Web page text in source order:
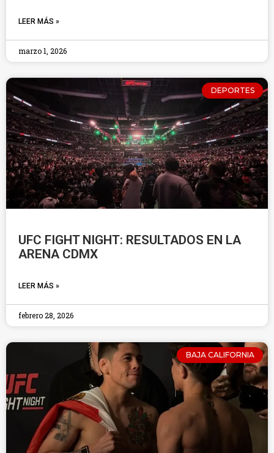
LEER MÁS »
marzo 1, 2026
DEPORTES
UFC FIGHT NIGHT: RESULTADOS EN LA
ARENA CDMX
LEER MÁS »
febrero 28, 2026
BAJA CALIFORNIA